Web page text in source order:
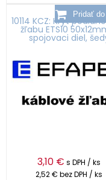
10114 KCZ: Kryt
žľabu ETS10
spojovaci diel,
3,10 € s DPH / ks
2,52 € bez DPH / ks